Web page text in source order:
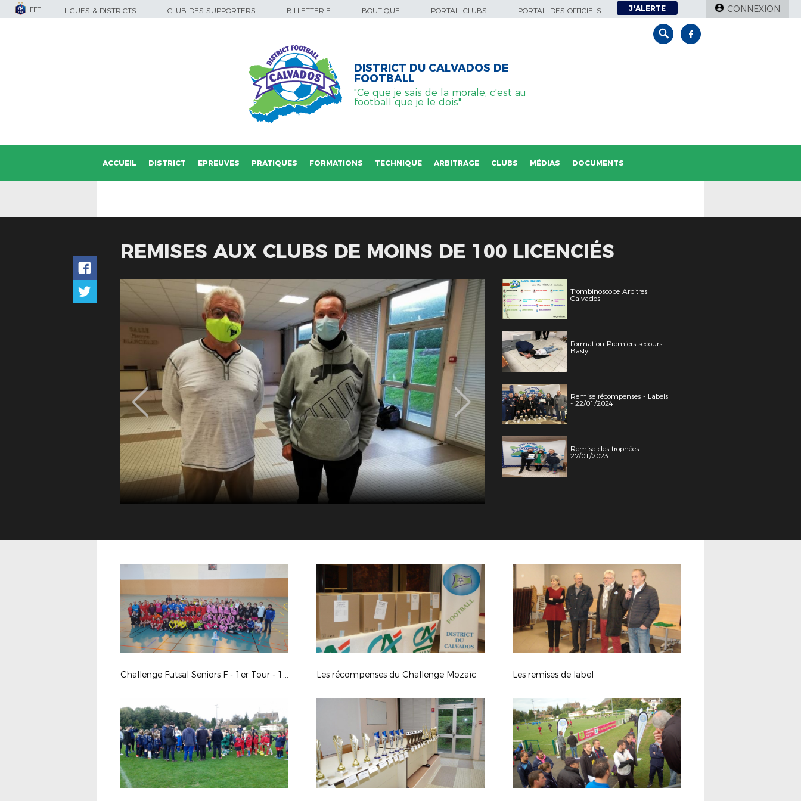
FFF LIGUES & DISTRICTS CLUB DES SUPPORTERS BILLETTERIE BOUTIQUE PORTAIL CLUBS PORTAIL DES OFFICIELS J'ALERTE CONNEXION
DISTRICT DU CALVADOS DE
FOOTBALL
"Ce que je sais de la morale, c'est au
football que je le dois"
ACCUEIL DISTRICT EPREUVES PRATIQUES FORMATIONS TECHNIQUE ARBITRAGE CLUBS MÉDIAS DOCUMENTS
REMISES AUX CLUBS DE MOINS DE 100 LICENCIÉS
Trombinoscope Arbitres
Calvados
Formation Premiers secours -
Basly
Remise récompenses - Labels
- 22/01/2024
Remise des trophées
27/01/2023
Challenge Futsal Seniors F - 1er Tour - 14/01/2018 Les récompenses du Challenge Mozaïc Les remises de label